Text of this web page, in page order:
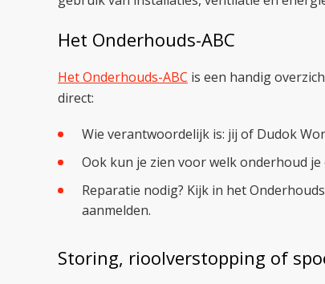
Het Onderhouds-ABC
Het Onderhouds-ABC is een handig
direct:
Wie verantwoordelijk is: jij of Dudok
Ook kun je zien voor welk onderhoud
Reparatie nodig? Kijk in het
aanmelden.
Storing, rioolverstopping of